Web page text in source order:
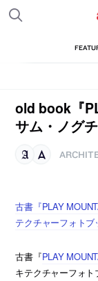
old book『
サム・ノグ
古書『PLAY
テクチャーフォト
古書『PLAY
キテクチャーフォ